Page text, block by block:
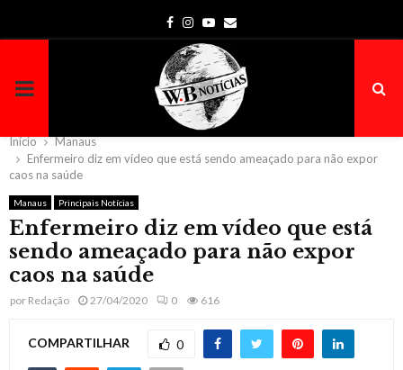
Facebook
Instagram
Youtube
Email
PRIMARY
MENU
Início
Manaus
Enfermeiro diz em vídeo que está sendo ameaçado para não expor
caos na saúde
Manaus Principais Notícias
Enfermeiro diz em vídeo que está
sendo ameaçado para não expor
caos na saúde
por Redação 27/04/2020 0 616
COMPARTILHAR 0